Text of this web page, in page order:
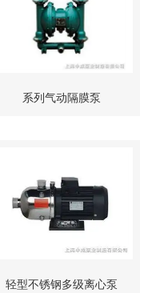
系列气动隔膜泵
轻型不锈钢多级离心泵